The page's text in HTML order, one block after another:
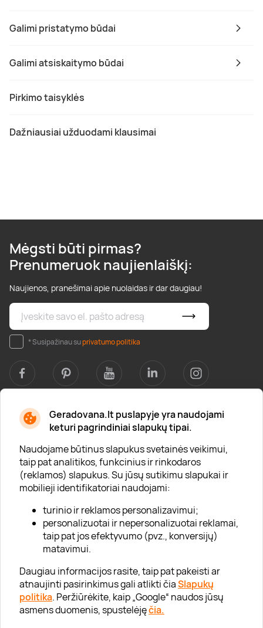
Geradovana.lt puslapyje yra naudojami
keturi pagrindiniai slapukų tipai.
Naudojame būtinus slapukus svetainės veikimui,
taip pat analitikos, funkcinius ir rinkodaros
(reklamos) slapukus. Su jūsų sutikimu slapukai ir
mobilieji identifikatoriai naudojami:
turinio ir reklamos personalizavimui;
personalizuotai ir nepersonalizuotai reklamai,
taip pat jos efektyvumo (pvz., konversijų)
matavimui.
Daugiau informacijos rasite, taip pat pakeisti ar
atnaujinti pasirinkimus gali atlikti čiaSlapukų
politika. Peržiūrėkite, kaip „Google“ naudos jūsų
asmens duomenis, spustelėjęčia.
Galimi pristatymo būdai
Galimi atsiskaitymo būdai
Pirkimo taisyklės
Dažniausiai užduodami klausimai
Mėgsti būti pirmas?
Prenumeruok naujienlaiškį:
Naujienos, pranešimai apie nuolaidas ir dar daugiau!
* Susipažinau suprivatumo politika
Apie mus
Apie „Gera Dovana“
Lojalumo klubas
Karjera
Visi partneriai
Kontaktai
Tinklaraštis
Informacija